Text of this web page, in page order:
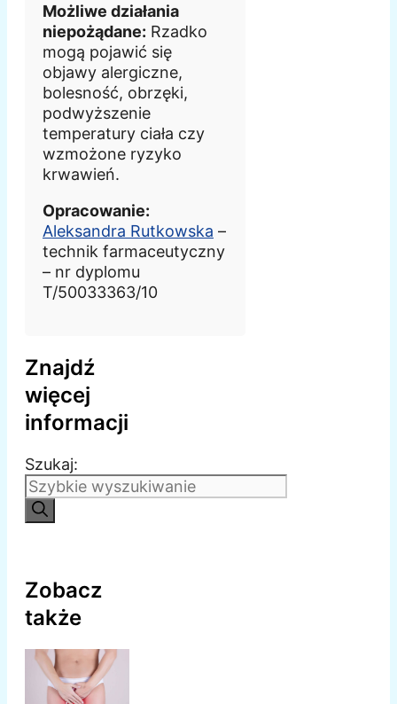
Możliwe działania
niepożądane: Rzadko
mogą pojawić się
objawy alergiczne,
bolesność, obrzęki,
podwyższenie
temperatury ciała czy
wzmożone ryzyko
krwawień.
Opracowanie:
Aleksandra Rutkowska –
technik farmaceutyczny
– nr dyplomu
T/50033363/10
Znajdź
więcej
informacji
Szukaj:
Zobacz
także